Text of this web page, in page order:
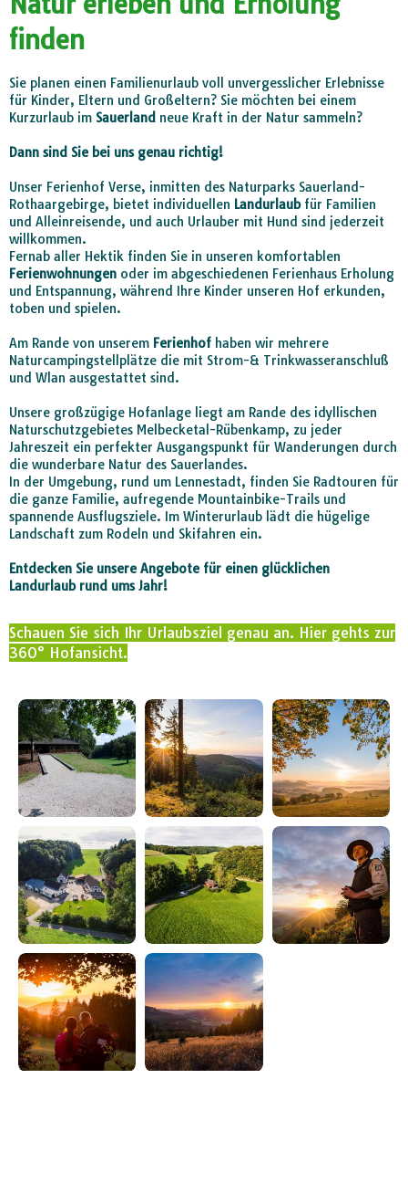
finden
Sie planen einen Familienurlaub voll unvergesslicher Erlebnisse
für Kinder, Eltern und Großeltern? Sie möchten bei einem
Kurzurlaub im Sauerland neue Kraft in der Natur sammeln?
Dann sind Sie bei uns genau richtig!
Unser Ferienhof Verse, inmitten des Naturparks Sauerland-
Rothaargebirge, bietet individuellen Landurlaubfür Familien
und Alleinreisende, und auch Urlauber mit Hund sind jederzeit
willkommen.
Fernab aller Hektik finden Sie in unseren komfortablen
Ferienwohnungen oder im abgeschiedenen Ferienhaus Erholung
und Entspannung, während Ihre Kinder unseren Hof erkunden,
toben und spielen.
Am Rande von unserem Ferienhof haben wir mehrere
Naturcampingstellplätze die mit Strom-& Trinkwasseranschluß
und Wlan ausgestattet sind.
Unsere großzügige Hofanlage liegt am Rande des idyllischen
Naturschutzgebietes Melbecketal-Rübenkamp, zu jeder
Jahreszeit ein perfekter Ausgangspunkt für Wanderungen durch
die wunderbare Natur des Sauerlandes.
In der Umgebung, rund um Lennestadt, finden Sie Radtouren für
die ganze Familie, aufregende Mountainbike-Trails und
spannende Ausflugsziele. Im Winterurlaub lädt die hügelige
Landschaft zum Rodeln und Skifahren ein.
Entdecken Sie unsere Angebote für einen glücklichen
Landurlaub rund ums Jahr!
Schauen Sie sich Ihr Urlaubsziel genau an. Hier gehts zur
360° Hofansicht.